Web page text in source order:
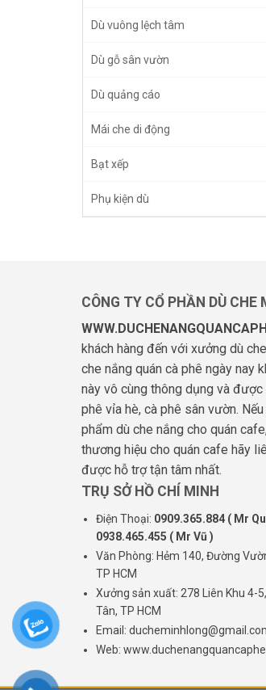
Dù vuông lệch tâm
Dù gỗ sân vườn
Dù quảng cáo
Mái che di động
Bạt xếp
Phụ kiện dù
CÔNG TY CỔ PHẦN DÙ CHE
khách hàng đến với xưởng dù
che nắng quán cà phê ngày nay
này vô cùng thông dụng và
phê vỉa hè, cà phê sân vườn.
phẩm dù che nắng cho quán
thương hiệu cho quán cafe hãy
được hỗ trợ tận tâm nhất.
TRỤ SỞ HỒ CHÍ MINH
Điện Thoại: 0909.365.884 ( Mr
0938.465.455 ( Mr Vũ )
Văn Phòng: Hẻm 140, Đường
TP HCM
Xưởng sản xuất: 278 Liên Khu 4-
Tân, TP HCM
Email:
Web: